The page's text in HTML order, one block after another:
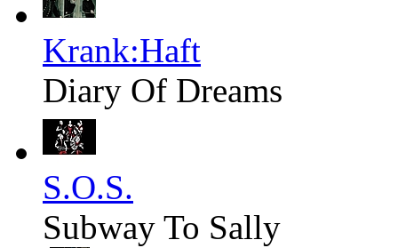
Krank:Haft
Diary Of Dreams
S.O.S.
Subway To Sally